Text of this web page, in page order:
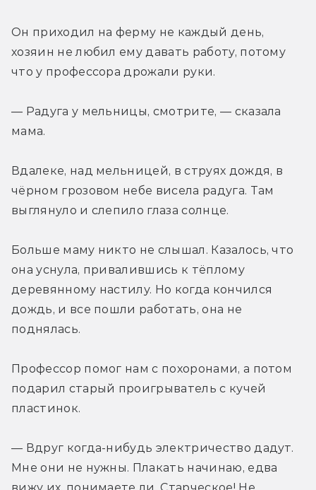
Он приходил на ферму не каждый день,
хозяин не любил ему давать работу, потому
что у профессора дрожали руки.
— Радуга у мельницы, смотрите, — сказала
мама.
Вдалеке, над мельницей, в струях дождя, в
чёрном грозовом небе висела радуга. Там
выглянуло и слепило глаза солнце.
Больше маму никто не слышал. Казалось, что
она уснула, привалившись к тёплому
деревянному настилу. Но когда кончился
дождь, и все пошли работать, она не
поднялась.
Профессор помог нам с похоронами, а потом
подарил старый проигрыватель с кучей
пластинок.
— Вдруг когда-нибудь электричество дадут.
Мне они не нужны. Плакать начинаю, едва
вижу их, понимаете ли. Старческое! Не